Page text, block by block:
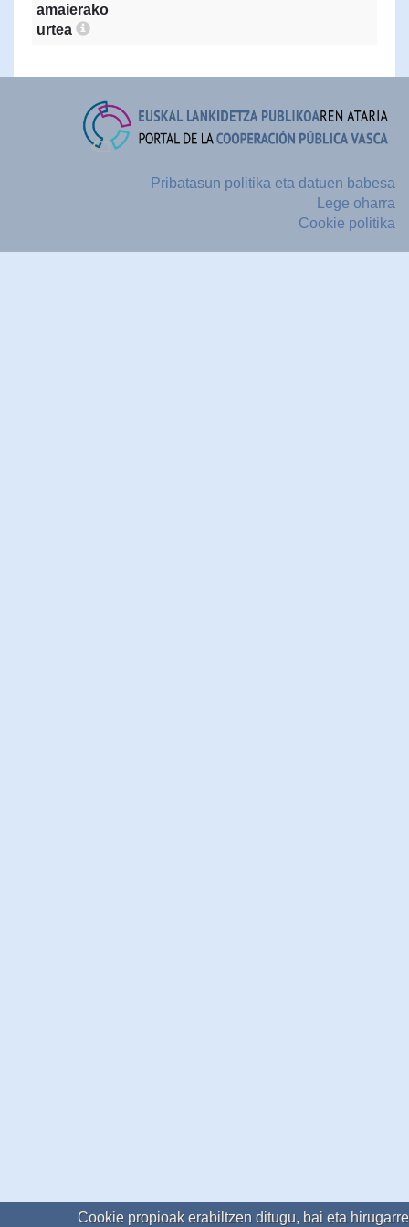
amaierako
urtea
Pribatasun politika eta datuen babesa
Lege oharra
Cookie politika
Cookie propioak erabiltzen ditugu, bai eta